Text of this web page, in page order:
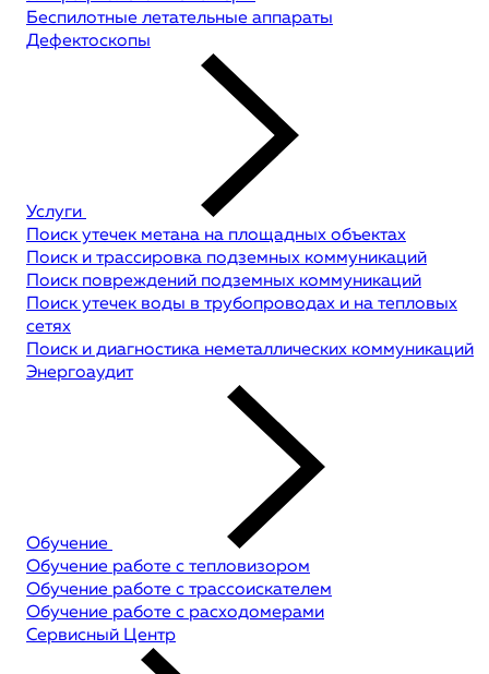
Беспилотные летательные аппараты
Дефектоскопы
Услуги
Поиск утечек метана на площадных объектах
Поиск и трассировка подземных коммуникаций
Поиск повреждений подземных коммуникаций
Поиск утечек воды в трубопроводах и на тепловых
сетях
Поиск и диагностика неметаллических коммуникаций
Энергоаудит
Обучение
Обучение работе с тепловизором
Обучение работе с трассоискателем
Обучение работе с расходомерами
Сервисный Центр